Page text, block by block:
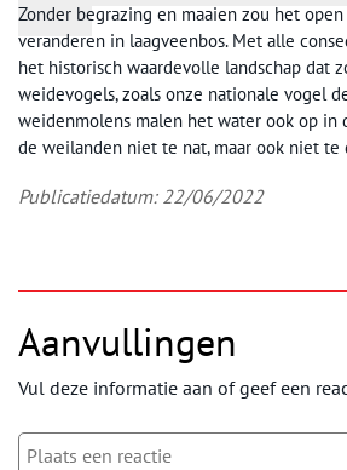
Zonder begrazing en maaien zou het
veranderen in laagveenbos. Met alle
het historisch waardevolle landschap dat
weidevogels, zoals onze nationale vogel
weidenmolens malen het water ook op in
de weilanden niet te nat, maar ook niet te
Publicatiedatum: 22/06/2022
Aanvullingen
Vul deze informatie aan of geef een